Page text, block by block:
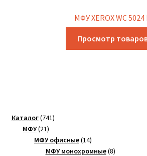
МФУ XEROX WC 5024
Просмотр
Каталог 741741
МФУ 2121
товар
МФУ офисные 1414
товаров
МФУ монохромные 88